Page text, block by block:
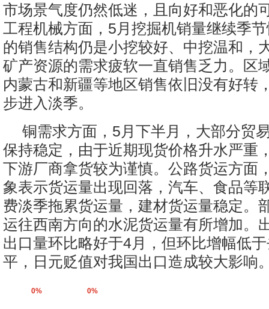
市场景气度仍然低迷，且向好和恶化的
工程机械方面，5月挖掘机销量继续季
的销售结构仍是小挖较好、中挖温和，
矿产资源的需求疲软一直销售乏力。区
内蒙古和新疆等地区销售依旧没有好转
步进入淡季。
铜需求方面，5月下半月，大部分贸
保持稳定，由于近期现货价格升水严重
下游厂商拿货较为谨慎。公路货运方面
象表示货运量出现回落，汽车、食品等
费淡季拖累货运量，建材货运量稳定。
运往西南方向的水泥货运量有所增加。
出口量环比略好于4月，但环比增幅低
平，日元贬值对我国出口造成较大影响
0% 0%